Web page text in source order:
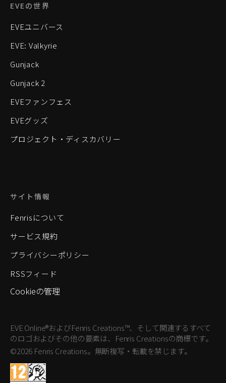
EVEの世界
EVEユニバース
EVE: Valkyrie
Gunjack
Gunjack 2
EVEファンフェス
EVEグッズ
プロジェクト・ディスカバリー
サイト情報
Fenrisについて
サービス規約
プライバシーポリシー
RSSフィード
Cookieの管理
EVE Online®およびFenris Creations™、そして関連するすべて
のロゴおよびその他の要素は、Fenris Creationsの商標です。
©2026 Fenris Creations。無断複写・転載を禁じます。